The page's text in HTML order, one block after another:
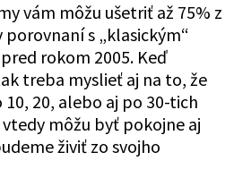
vám môžu ušetriť až 75% z
s „klasickým“
rokom 2005. Keď
treba myslieť aj na to, že
20, alebo aj po 30-tich
môžu byť pokojne aj
živiť zo svojho